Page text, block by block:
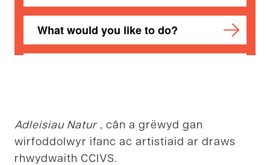
Adleisiau Natur , cân a grëwyd gan
wirfoddolwyr ifanc ac artistiaid ar draws
rhwydwaith CCIVS.